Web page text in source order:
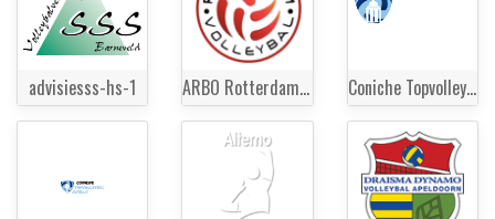
advisiesss-hs-1 ARBO Rotterdam Volleybal HS 1 Coniche Topvolleybal Zwolle HS 1